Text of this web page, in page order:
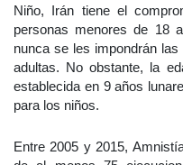
Niño, Irán tiene el
personas menores de 18
nunca se les impondrán
adultas. No obstante, la
establecida en 9 años
para los niños.
Entre 2005 y 2015,